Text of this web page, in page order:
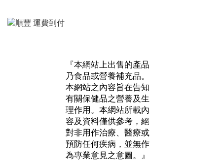
『本網站上出售的產品
乃食品或營養補充品。
本網站之內容旨在告知
有關保健品之營養及生
理作用。本網站所載內
容及資料僅供參考，絕
對非用作治療、醫療或
預防任何疾病，並無作
為專業意見之意圖。』